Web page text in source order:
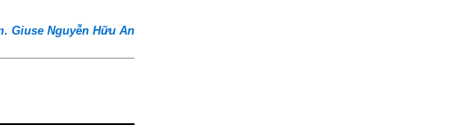
Giuse Nguyễn Hữu An